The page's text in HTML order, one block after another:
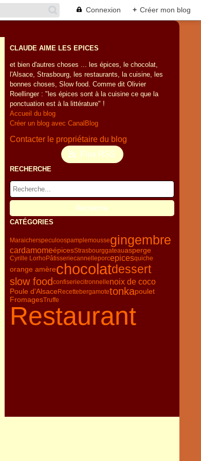
Connexion + Créer mon blog
CLAUDE AIME LES EPICES
et bien d'autres choses ... les épices, le chocolat,
l'Alsace, Strasbourg, les restaurants, la cuisine, les
bonnes choses, Slow food. Comme dit Olivier
Roellinger : "les épices sont à la cuisine ce que la
ponctuation est à la littérature" !
Accueil du blog
Créer un blog avec CanalBlog
Contacter le propriétaire du blog
Flux RSS
RECHERCHE
CATÉGORIES
Maraicherspeculoospamplemoussegingembre
cardamomeépicesStrasbourggateauasperge
Cyrille LorhoPâtisseriecannelleporcepicesquiche
orange amèrechocolatdessert
slow food confiseriecitronnellenoix de coco
Poule d'AlsaceRecettebergamotetonkapoulet
FromagesTruffe
Restaurant